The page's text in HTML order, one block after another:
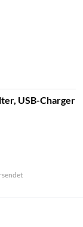
USB-Charger